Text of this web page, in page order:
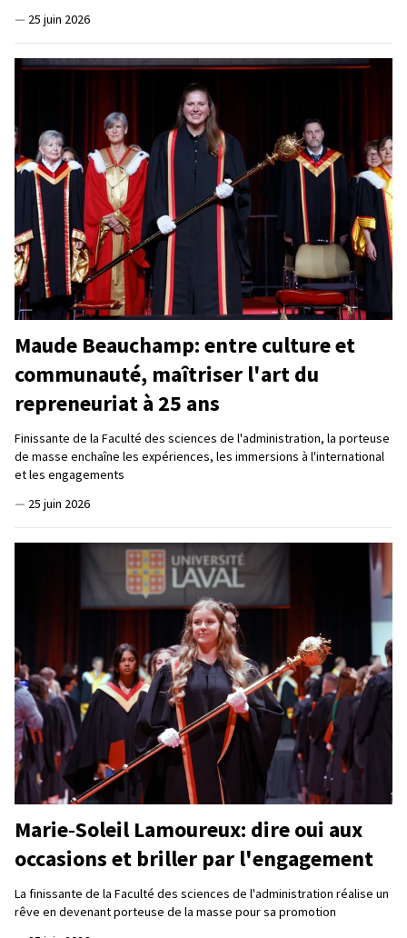
— 25 juin 2026
Maude Beauchamp: entre culture et
communauté, maîtriser l'art du
repreneuriat à 25 ans
Finissante de la Faculté des sciences de l'administration, la porteuse
de masse enchaîne les expériences, les immersions à l'international
et les engagements
— 25 juin 2026
Marie‑Soleil Lamoureux: dire oui aux
occasions et briller par l'engagement
La finissante de la Faculté des sciences de l'administration réalise un
rêve en devenant porteuse de la masse pour sa promotion